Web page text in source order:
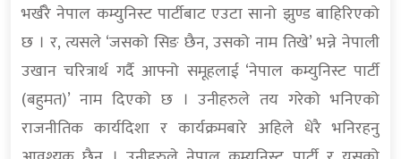
भर्खरै नेपाल कम्युनिस्ट पार्टीबाट एउटा सानो झुण्ड बाहिरिएको
छ । र, त्यसले ‘जसको सिङ छैन, उसको नाम तिखे’ भन्ने नेपाली
उखान चरित्रार्थ गर्दै आफ्नो समूहलाई ‘नेपाल कम्युनिस्ट पार्टी
(बहुमत)’ नाम दिएको छ । उनीहरुले तय गरेको भनिएको
राजनीतिक कार्यदिशा र कार्यक्रमबारे अहिले धेरै भनिरहनु